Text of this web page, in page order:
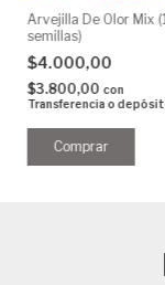
Arvejilla De Olor Mix
semillas)
$4.000,00
$3.800,00 con
Transferencia o